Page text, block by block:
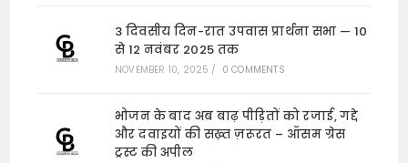
3 दिवसीय दिन-रात उपवास प्रार्थना सभा — 10
से 12 नवंबर 2025 तक
NOVEMBER 10, 2025 / 0 COMMENTS
भोजन के बाद अब बाढ़ पीड़ितों को रजाई, गद्दे
और दवाइयों की सख़्त ज़रूरत – ऑसम ग्रेस
ट्रस्ट की अपील